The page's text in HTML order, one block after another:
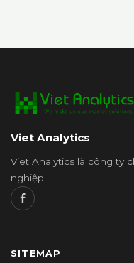
Viet Analytics
Viet Analytics là công ty
nghiệp
SITEMAP